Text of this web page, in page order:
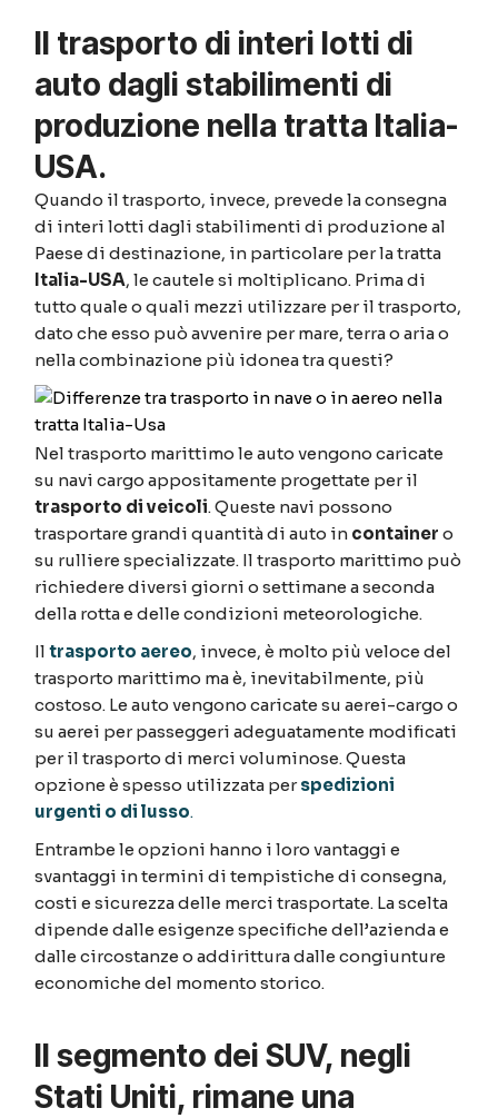
Il trasporto di interi lotti di
auto dagli stabilimenti di
produzione nella tratta Italia-
USA.
Quando il trasporto, invece, prevede la consegna
di interi lotti dagli stabilimenti di produzione al
Paese di destinazione, in particolare per la tratta
Italia-USA, le cautele si moltiplicano. Prima di
tutto quale o quali mezzi utilizzare per il trasporto,
dato che esso può avvenire per mare, terra o aria o
nella combinazione più idonea tra questi?
Nel trasporto marittimo le auto vengono caricate
su navi cargo appositamente progettate per il
trasporto di veicoli. Queste navi possono
trasportare grandi quantità di auto in container o
su rulliere specializzate. Il trasporto marittimo può
richiedere diversi giorni o settimane a seconda
della rotta e delle condizioni meteorologiche.
Iltrasporto aereo, invece, è molto più veloce del
trasporto marittimo ma è, inevitabilmente, più
costoso. Le auto vengono caricate su aerei-cargo o
su aerei per passeggeri adeguatamente modificati
per il trasporto di merci voluminose. Questa
opzione è spesso utilizzata perspedizioni
urgenti o di lusso.
Entrambe le opzioni hanno i loro vantaggi e
svantaggi in termini di tempistiche di consegna,
costi e sicurezza delle merci trasportate. La scelta
dipende dalle esigenze specifiche dell’azienda e
dalle circostanze o addirittura dalle congiunture
economiche del momento storico.
Il segmento dei SUV, negli
Stati Uniti, rimane una